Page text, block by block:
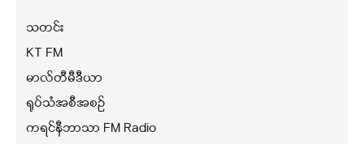
သတင်း
KT FM
မာလ်တီမီဒီယာ
ရုပ်သံအစီအစဉ်
ကရင်နီဘာသာ FM Radio